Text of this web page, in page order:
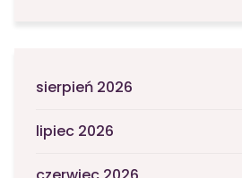
sierpień 2026
lipiec 2026